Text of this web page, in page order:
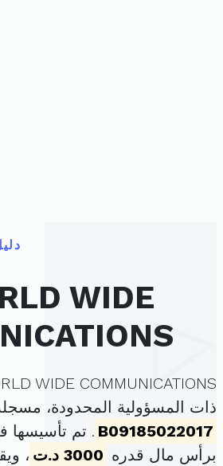
WIDE
ذات المسؤولية المحدودة،
B09185022017
برأس مال قدره 3000 د.ت
،